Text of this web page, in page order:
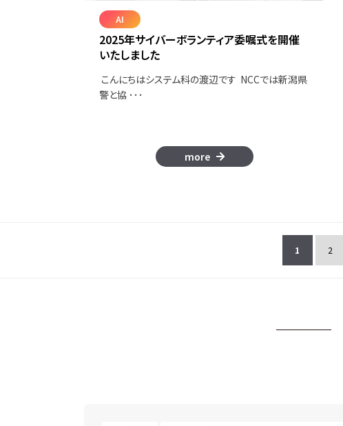
AI
2025年サイバーボランティア委嘱式を開催
いたしました
こんにちはシステム科の渡辺です NCCでは新潟県
警と協 ･･･
more
1 2